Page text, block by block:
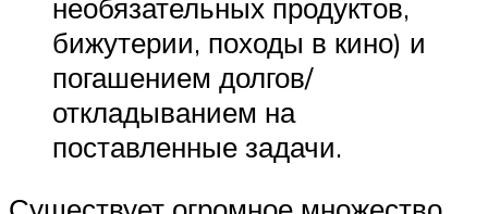
необязательных продуктов,
бижутерии, походы в кино) и
погашением долгов/
откладыванием на
поставленные задачи.